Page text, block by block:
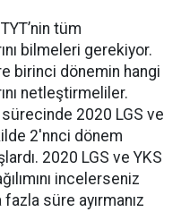
tüm
bilmeleri gerekiyor.
birinci dönemin hangi
netleştirmeliler.
sürecinde 2020 LGS ve
2'nnci dönem
2020 LGS ve YKS
incelerseniz
süre ayırmanız